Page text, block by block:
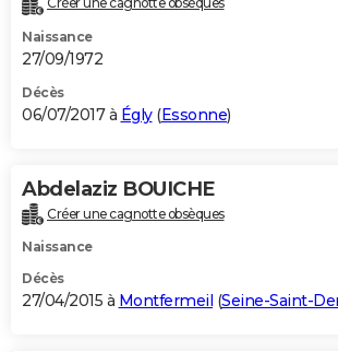
Naissance
27/09/1972
Décès
06/07/2017 à Égly(Essonne)
Abdelaziz BOUICHE
Créer une cagnotte obsèques
Naissance
Décès
27/04/2015 à Montfermeil (Seine-Saint-